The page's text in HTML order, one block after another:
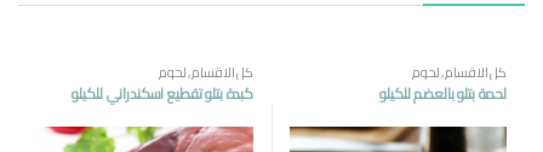
كل الاقسام,لحوم
لحمة بتلو بالعضم للكيلو
كل الاقسام,لحوم
كبدة بتلو تقطيع اسكندراني للكيلو